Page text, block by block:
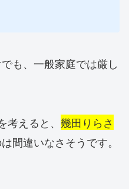
も、一般家庭では厳し
考えると、 幾田りらさ
間違いなさそうです。